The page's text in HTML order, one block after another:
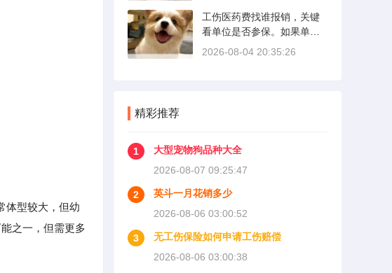
体型较大，但幼
之一，但需更多
机的保守，而是活塞和气缸
壁需要时间完成精细贴合。
多数车型说明书里都写了前1
工伤医药费找谁报销，关键
看单位是否参保。如果单位
给你交了工伤保险，费用由
楚。
2026-08-04 20:35:26
精彩推荐
1
大型宠物狗品种大全
2026-08-07 09:25:47
2
英斗一月花销多少
2026-08-06 03:00:52
3
无工伤保险如何申请工伤赔偿
2026-08-06 03:00:38